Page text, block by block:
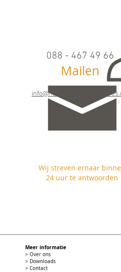
088 - 467 49 66
Maandag t/m vrijdag:
09.00 - 17.00 uur
Mailen
Wij streven ernaar
24 uur te antwoorden
Meer informatie
> Over ons
> Downloads
> Contact